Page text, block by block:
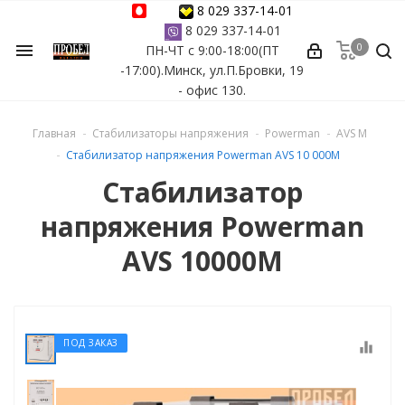
menu
8 029 337-14-01
8 029 337-14-01
ПН-ЧТ с 9:00-18:00(ПТ
-17:00).Минск, ул.П.Бровки, 19
- офис 130.
бассейнов
0
Главная Стабилизаторы напряжения Powerman
AVS M
Стабилизатор напряжения Powerman AVS 10 000M
Стабилизатор
напряжения Powerman
AVS 10000M
ПОД ЗАКАЗ equalizer